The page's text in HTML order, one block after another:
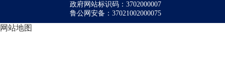
政府网站标识码：3702000007
鲁公网安备：37021002000075
网站地图